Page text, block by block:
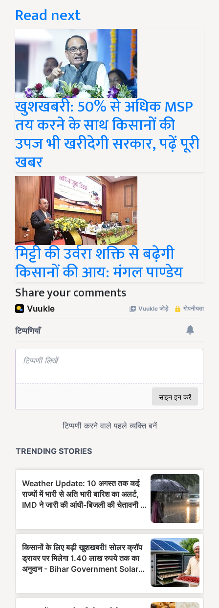
Read next
खुशखबरी: 50% से अधिक MSP
तय करने के साथ किसानों की
उपज भी खरीदेगी सरकार, पढ़ें पूरी
खबर
मिट्टी की उर्वरा शक्ति से बढ़ेगी
किसानों की आय: मंगल पाण्डेय
Share your comments